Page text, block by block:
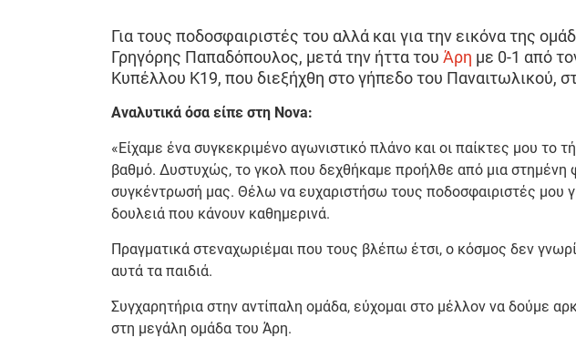
Για τους ποδοσφαιριστές του αλλά και για την εικόνα της
Γρηγόρης Παπαδόπουλος, μετά την ήττα του Άρη με 0-1 από
Κυπέλλου Κ19, που διεξήχθη στο γήπεδο του Παναιτωλικού,
Αναλυτικά όσα είπε στη Nova:
«Είχαμε ένα συγκεκριμένο αγωνιστικό πλάνο και οι παίκτες μου το
βαθμό. Δυστυχώς, το γκολ που δεχθήκαμε προήλθε από μια στημένη
συγκέντρωσή μας. Θέλω να ευχαριστήσω τους ποδοσφαιριστές μου
δουλειά που κάνουν καθημερινά.
Πραγματικά στεναχωριέμαι που τους βλέπω έτσι, ο κόσμος δεν
αυτά τα παιδιά.
Συγχαρητήρια στην αντίπαλη ομάδα, εύχομαι στο μέλλον να δούμε
στη μεγάλη ομάδα του Άρη.